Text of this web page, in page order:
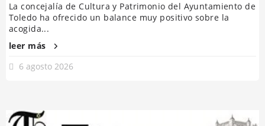
La concejalía de Cultura y Patrimonio del Ayuntamiento de
Toledo ha ofrecido un balance muy positivo sobre la
acogida...
leer más
6 agosto 2026